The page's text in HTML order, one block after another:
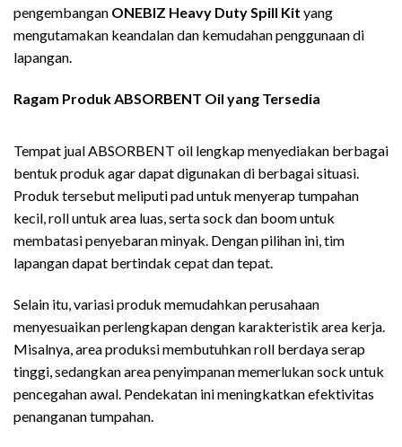
pengembangan ONEBIZ Heavy Duty Spill Kit yang
mengutamakan keandalan dan kemudahan penggunaan di
lapangan.
Ragam Produk ABSORBENT Oil yang Tersedia
Tempat jual ABSORBENT oil lengkap menyediakan berbagai
bentuk produk agar dapat digunakan di berbagai situasi.
Produk tersebut meliputi pad untuk menyerap tumpahan
kecil, roll untuk area luas, serta sock dan boom untuk
membatasi penyebaran minyak. Dengan pilihan ini, tim
lapangan dapat bertindak cepat dan tepat.
Selain itu, variasi produk memudahkan perusahaan
menyesuaikan perlengkapan dengan karakteristik area kerja.
Misalnya, area produksi membutuhkan roll berdaya serap
tinggi, sedangkan area penyimpanan memerlukan sock untuk
pencegahan awal. Pendekatan ini meningkatkan efektivitas
penanganan tumpahan.